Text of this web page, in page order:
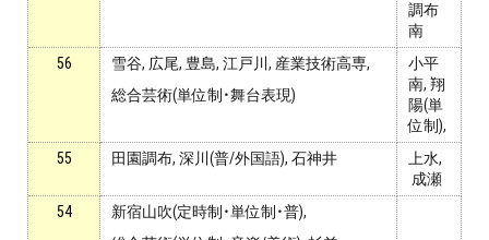
調布
南
56
雪谷, 広尾, 豊島, 江戸川, 産業技術高専,
総合芸術(単位制・舞台表現)
小平
南, 翔
陽(単
位制),
55
田園調布, 深川(普/外国語), 石神井
上水,
成瀬
54
新宿山吹(定時制・単位制・普),